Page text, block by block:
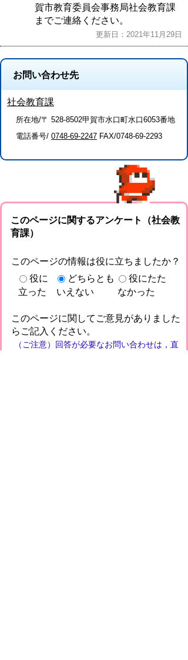
賀市教育委員会事務局社会教育課
までご連絡ください。
更新日：2021年11月29日
お問い合わせ先
社会教育課
所在地/〒 528-8502甲賀市水口町水口6053番地
電話番号/ 0748-69-2247 FAX/0748-69-2293
このページに関するアンケート（社会教
育課）
このページの情報は役に立ちましたか？
役に
立った
どちらとも
いえない
役にたた
なかった
このページに関してご意見がありました
らご記入ください。
（ご注意）回答が必要なお問い合わせは，直